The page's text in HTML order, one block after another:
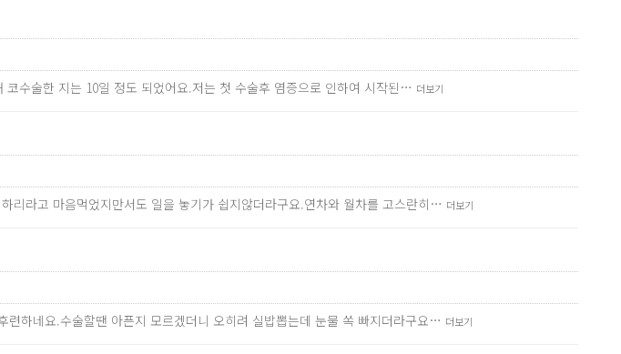
수술한 지는 10일 정도 되었어요.저는 첫 수술후 염증으로 인하여 시작된… 더보기
리라고 마음먹었지만서도 일을 놓기가 쉽지않더라구요.연차와 월차를 고스란히… 더보기
하네요.수술할땐 아픈지 모르겠더니 오히려 실밥뽑는데 눈물 쏙 빠지더라구요… 더보기